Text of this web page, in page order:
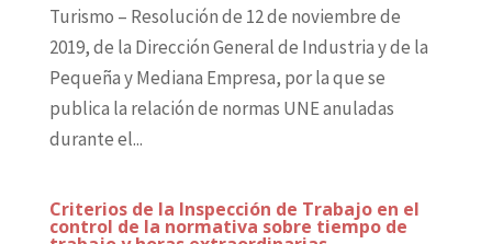
Turismo – Resolución de 12 de noviembre de
2019, de la Dirección General de Industria y de la
Pequeña y Mediana Empresa, por la que se
publica la relación de normas UNE anuladas
durante el...
Criterios de la Inspección de Trabajo en el
control de la normativa sobre tiempo de